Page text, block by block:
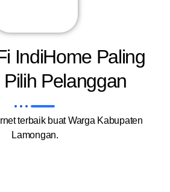
IndiHome Paling
Pilih Pelanggan
terbaik buat Warga Kabupaten
Lamongan.